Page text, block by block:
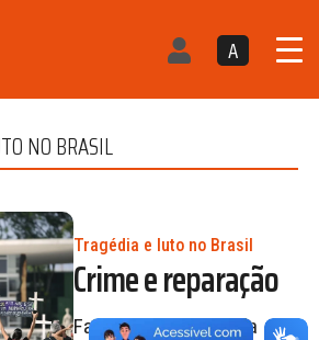
A
NO BRASIL
Tragédia e luto no Brasil
Crime e reparação
Familiares de vítimas da